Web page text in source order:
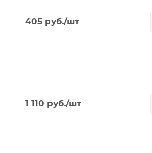
405руб./шт
1 110 руб./шт